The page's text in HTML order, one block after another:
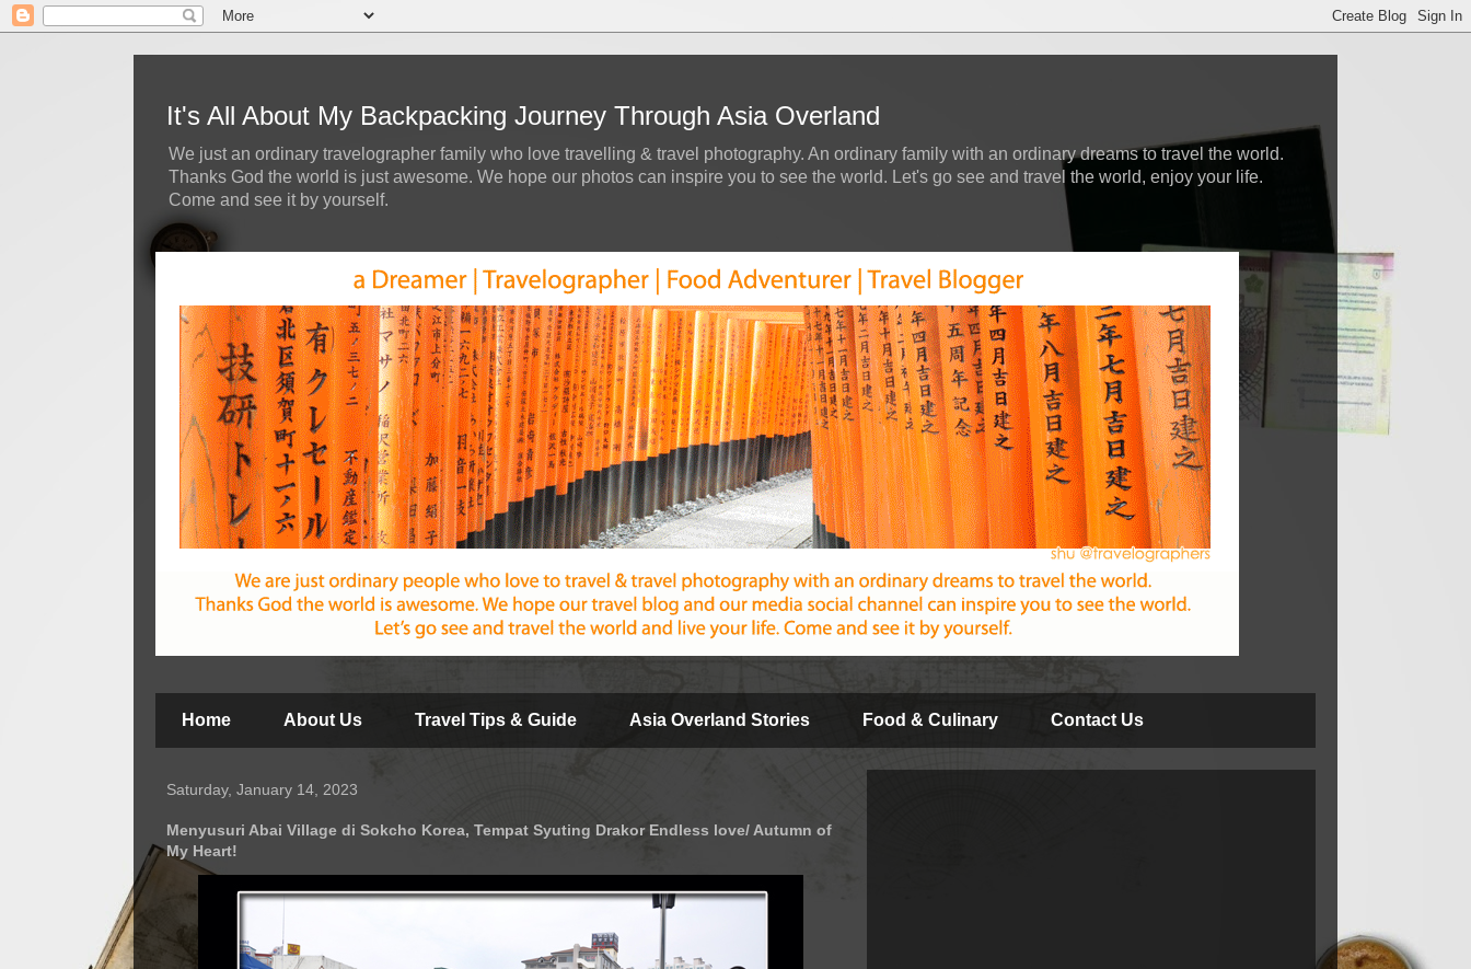
It's All About My Backpacking Journey Through Asia Overland
We just an ordinary travelographer family who love travelling & travel photography. An ordinary family with an ordinary dreams to travel the world.
Thanks God the world is just awesome. We hope our photos can inspire you to see the world. Let's go see and travel the world, enjoy your life.
Come and see it by yourself.
Home About Us Travel Tips & Guide Asia Overland Stories Food & Culinary Contact Us
Saturday, January 14, 2023
Menyusuri Abai Village di Sokcho Korea, Tempat Syuting Drakor Endless love/ Autumn of
My Heart!